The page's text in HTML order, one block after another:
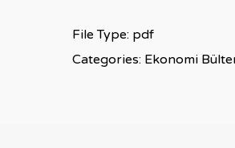
File Type: pdf
Categories: Ekonomi